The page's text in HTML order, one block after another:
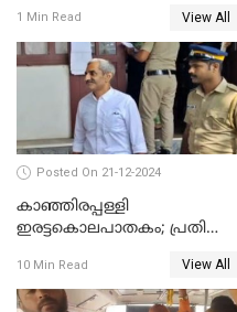
അമീറുള്‍ ഇസ്ലാമിന്റെ
മനോനിലയില്‍ കുഴപ്പമില്ലെന്ന്
റിപ്പോര്‍ട്ട്
1 Min Read View All
Posted On 21-12-2024
കാഞ്ഞിരപ്പള്ളി
ഇരട്ടകൊലപാതകം; പ്രതി
ജീവപര്യന്തം
10 Min Read View All